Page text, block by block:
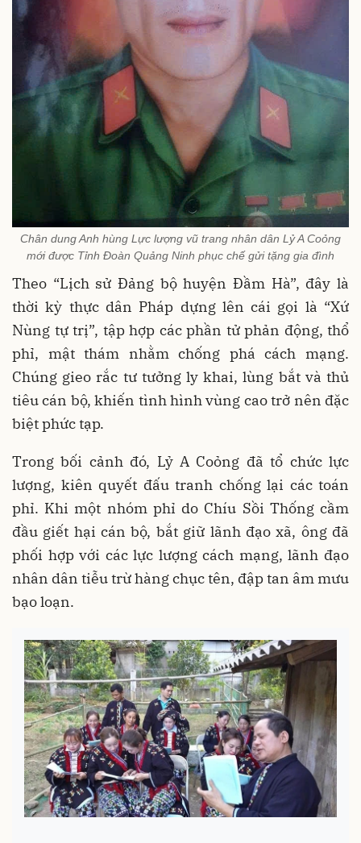
Chân dung Anh hùng Lực lượng vũ trang nhân dân Lỷ A Coỏng
mới được Tỉnh Đoàn Quảng Ninh phục chế gửi tặng gia đình
Theo “Lịch sử Đảng bộ huyện Đầm Hà”, đây là
thời kỳ thực dân Pháp dựng lên cái gọi là “Xứ
Nùng tự trị”, tập hợp các phần tử phản động, thổ
phỉ, mật thám nhằm chống phá cách mạng.
Chúng gieo rắc tư tưởng ly khai, lùng bắt và thủ
tiêu cán bộ, khiến tình hình vùng cao trở nên đặc
biệt phức tạp.
Trong bối cảnh đó, Lỷ A Coỏng đã tổ chức lực
lượng, kiên quyết đấu tranh chống lại các toán
phỉ. Khi một nhóm phỉ do Chíu Sồi Thống cầm
đầu giết hại cán bộ, bắt giữ lãnh đạo xã, ông đã
phối hợp với các lực lượng cách mạng, lãnh đạo
nhân dân tiễu trừ hàng chục tên, đập tan âm mưu
bạo loạn.